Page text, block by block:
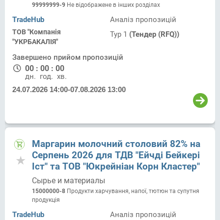
99999999-9 Не відображене в інших розділах
TradeHub
ТОВ "Компанія
"УКРБАКАЛІЯ"
Аналіз пропозицій
Тур 1 (Тендер (RFQ))
Завершено прийом пропозицій
00 : 00 : 00
дн. год. хв.
24.07.2026 14:00-07.08.2026 13:00
Маргарин молочний столовий 82% на
Серпень 2026 для ТДВ "Ейчді Бейкері
Іст" та ТОВ "Юкрейніан Корн Кластер"
Сырье и материалы
15000000-8 Продукти харчування, напої, тютюн та супутня
продукція
TradeHub
Аналіз пропозицій